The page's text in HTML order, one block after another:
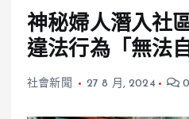
神秘婦人潛入社
違法行為「無法
社會新聞 27 8 月, 2024